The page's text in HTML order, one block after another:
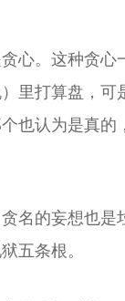
心。这种贪心
里打算盘，可
也认为是真的
名的妄想也是
五条根。